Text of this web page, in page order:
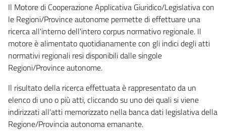
Il Motore di Cooperazione Applicativa Giuridico/Legislativa con
le Regioni/Province autonome permette di effettuare una
ricerca all'interno dell'intero corpus normativo regionale. Il
motore è alimentato quotidianamente con gli indici degli atti
normativi regionali resi disponibili dalle singole
Regioni/Province autonome.
Il risultato della ricerca effettuata è rappresentato da un
elenco di uno o più atti, cliccando su uno dei quali si viene
indirizzati all'atti memorizzato nella banca dati legislativa della
Regione/Provincia autonoma emanante.